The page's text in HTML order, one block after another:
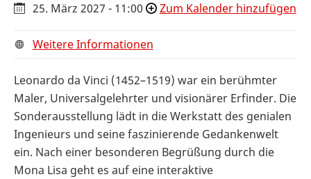
25. März 2027 - 11:00 Zum Kalender hinzufügen
Weitere Informationen
Leonardo da Vinci (1452–1519) war ein berühmter
Maler, Universalgelehrter und visionärer Erfinder. Die
Sonderausstellung lädt in die Werkstatt des genialen
Ingenieurs und seine faszinierende Gedankenwelt
ein. Nach einer besonderen Begrüßung durch die
Mona Lisa geht es auf eine interaktive